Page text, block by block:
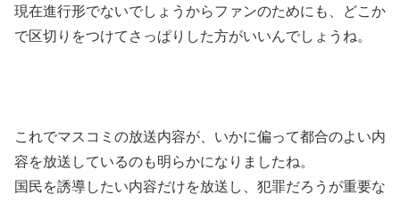
現在進行形でないでしょうからファンのためにも、どこか
で区切りをつけてさっぱりした方がいいんでしょうね。
これでマスコミの放送内容が、いかに偏って都合のよい内
容を放送しているのも明らかになりましたね。
国民を誘導したい内容だけを放送し、犯罪だろうが重要な